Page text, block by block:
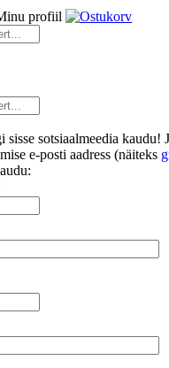
sotsiaalmeedia kaudu!
e-posti aadress (näiteks